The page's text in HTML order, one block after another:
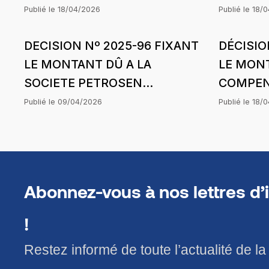
DU MOIS DE DÉCEMBRE 2022
DANS LE CADRE DE
L’HARMONISATION DES
TARIFS
Publié le18/04/2026
DE
Publié le 18/
DECISION Nº 2025-96 FIXANT
LE MONTANT DÛ A LA
SOCIETE PETROSEN
TRAIDING & SERVICES
STRUCTURE DES PRIX DU 24
Publié le 09/04/2026
LE
DU
Publié le 18/
Abonnez-vous à nos lettres
!
Restez informé de toute l’actualité de